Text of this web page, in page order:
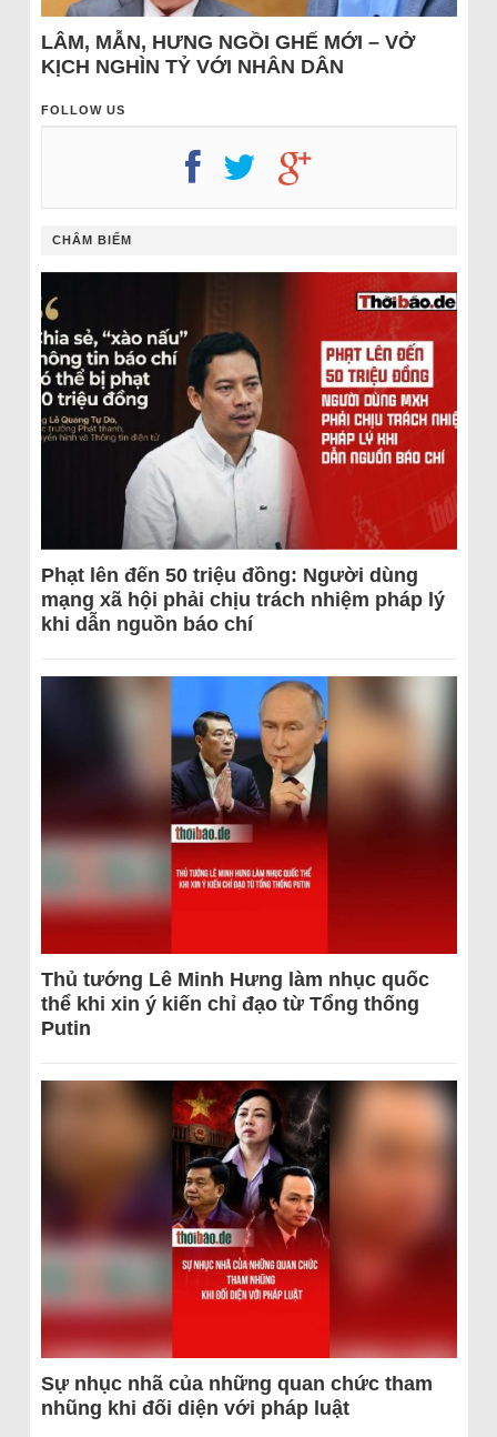
LÂM, MẪN, HƯNG NGỒI GHẾ MỚI – VỞ
KỊCH NGHÌN TỶ VỚI NHÂN DÂN
FOLLOW US
CHÂM BIẾM
Phạt lên đến 50 triệu đồng: Người dùng
mạng xã hội phải chịu trách nhiệm pháp lý
khi dẫn nguồn báo chí
Thủ tướng Lê Minh Hưng làm nhục quốc
thể khi xin ý kiến chỉ đạo từ Tổng thống
Putin
Sự nhục nhã của những quan chức tham
nhũng khi đối diện với pháp luật